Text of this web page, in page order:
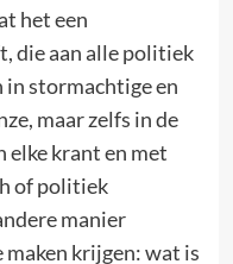
het een
die aan alle politiek
stormachtige en
maar zelfs in de
elke krant en met
of politiek
manier
krijgen: wat is